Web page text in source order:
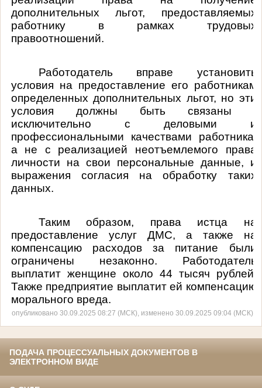
дополнительных льгот, предоставляемых
работнику в рамках трудовых
правоотношений.
Работодатель вправе установить
условия на предоставление его работникам
определенных дополнительных льгот, но эти
условия должны быть связаны
исключительно с деловыми и
профессиональными качествами работника,
а не с реализацией неотъемлемого права
личности на свои персональные данные, и
выражения согласия на обработку таких
данных.
Таким образом, права истца на
предоставление услуг ДМС, а также на
компенсацию расходов за питание были
ограничены незаконно. Работодатель
выплатит женщине около 44 тысяч рублей.
Также предприятие выплатит ей компенсацию
морального вреда.
опубликовано 30.09.2025 08:27 (МСК), изменено 30.09.2025 09:04 (МСК)
ПОДАЧА ПРОЦЕССУАЛЬНЫХ ДОКУМЕНТОВ В
ЭЛЕКТРОННОМ ВИДЕ